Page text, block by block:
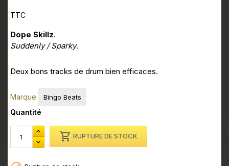
TTC
Dope Skillz.
Suddenly / Sparky.
Deux bons tracks de drum bien efficaces.
Marque Bingo Beats
Quantité
 RUPTURE DE STOCK